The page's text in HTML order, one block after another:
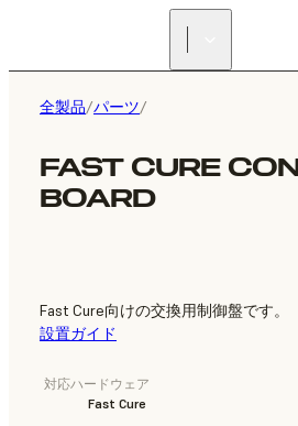
全製品/パーツ/
FAST CURE
BOARD
Fast Cure向けの交換用制御盤です。
設置ガイド
対応ハードウェア
Fast Cure